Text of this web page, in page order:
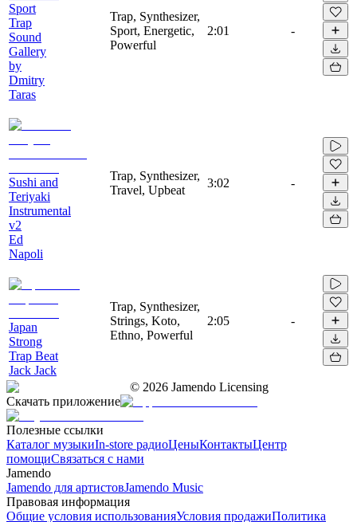
Sport
Trap
Sound
Gallery
by
Dmitry
Taras
Trap, Synthesizer,
Sport, Energetic,
Powerful
2:01 -
Sushi and
Teriyaki
Instrumental
v2
Ed
Napoli
Trap, Synthesizer,
Travel, Upbeat
3:02 -
Japan
Strong
Trap Beat
Jack Jack
Trap, Synthesizer,
Strings, Koto,
Ethno, Powerful
2:05 -
© 2026 Jamendo Licensing
Скачать приложение
Полезные ссылки
Каталог музыкиIn-store радиоЦеныКонтактыЦентр
помощиСвязаться с нами
Jamendo
Jamendo для артистовJamendo Music
Правовая информация
Общие условия использованияУсловия продажиПолитика